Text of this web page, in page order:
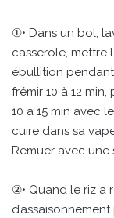
①• Dans un bol,
casserole, mettre
ébullition pendant
frémir 10 à 12
10 à 15 min avec
cuire dans sa
Remuer avec
②• Quand le riz a